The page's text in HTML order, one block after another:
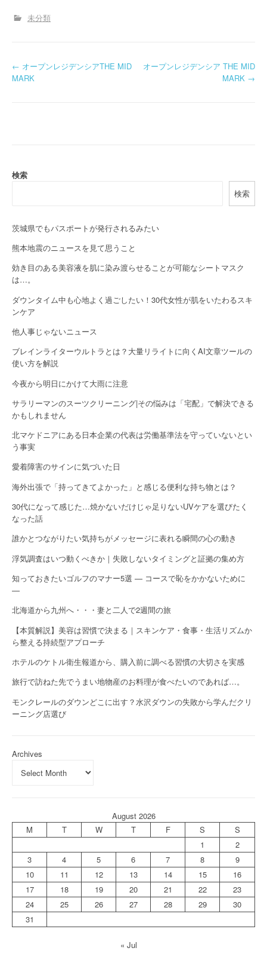
未分類
P
a
i
g
a
t
i
o
n
← オープンレジデンシアTHE MID
MARK
オープンレジデンシア THE MID
MARK →
検索
検索
茨城県でもパスポートが発行されるみたい
熊本地震のニュースを見て思うこと
効き目のある美容液を肌に染み渡らせることが可能なシートマスク
は…。
ダウンタイム中も心地よく過ごしたい！30代女性が肌をいたわるスキ
ンケア
他人事じゃないニュース
ブレインライターウルトラとは？大量リライトに向くAI文章ツールの
使い方を解説
今夜から明日にかけて大雨に注意
サラリーマンのスーツクリーニング|その悩みは「宅配」で解決できる
かもしれません
北マケドニアにある日本企業の代表は労働基準法を守っていないとい
う事実
愛着障害のサインに気づいた日
海外出張で「持ってきてよかった」と感じる便利な持ち物とは？
30代になって感じた…焼かないだけじゃ足りないUVケアを選びたく
なった話
誰かとつながりたい気持ちがメッセージに表れる瞬間の心の動き
浮気調査はいつ動くべきか｜失敗しないタイミングと証拠の集め方
知っておきたいゴルフのマナー5選 — コースで恥をかかないために
—
北海道から九州へ・・・妻と二人で2週間の旅
【本質解説】美容は習慣で決まる｜スキンケア・食事・生活リズムか
ら整える持続型アプローチ
ホテルのケトル衛生報道から、購入前に調べる習慣の大切さを実感
旅行で訪ねた先でうまい地物産のお料理が食べたいのであれば…。
モンクレールのダウンどこに出す？水沢ダウンの失敗から学んだクリ
ーニング店選び
Archives
August 2026
M
T W T F S
S
1
2
3
4 5 6 7 8
9
10
11 12 13 14 15
16
17
18 19 20 21 22
23
24
25 26 27 28 29
30
31
« Jul